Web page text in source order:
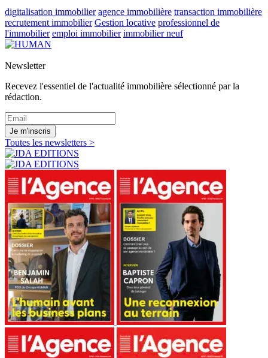
digitalisation immobilier agence immobilière transaction immobilière
recrutement immobilier Gestion locative professionnel de
l'immobilier emploi immobilier immobilier neuf
Newsletter
Recevez l'essentiel de l'actualité immobilière sélectionné par la
rédaction.
Je m'inscris
Toutes les newsletters >